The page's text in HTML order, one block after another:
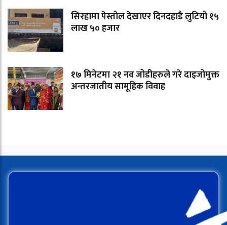
सिरहामा पेस्तोल देखाएर दिनदहाडै लुटियो १५
लाख ५० हजार
१७ मिनेटमा २१ नव जोडीहरुले गरे दाइजोमुक्त
अन्तरजातीय सामूहिक विवाह